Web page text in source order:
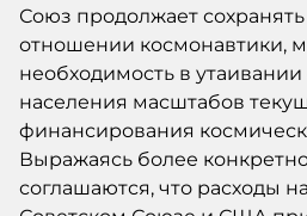
Союз продолжает сохранять
отношении космонавтики,
необходимость в утаивании
населения масштабов
финансирования
Выражаясь более
соглашаются, что расходы